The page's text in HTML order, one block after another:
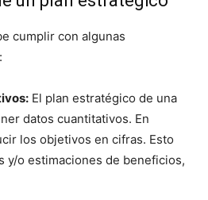
cumplir con algunas
El plan estratégico de una
datos cuantitativos. En
los objetivos en cifras. Esto
y/o estimaciones de beneficios,